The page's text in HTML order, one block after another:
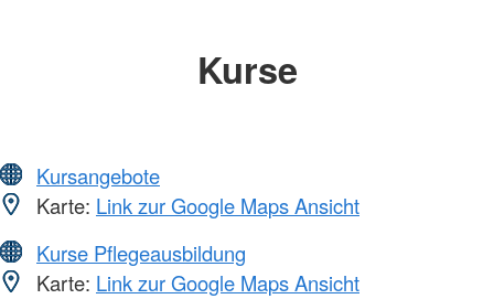
Kurse
Kursangebote
Karte: Link zur Google Maps Ansicht
Kurse Pflegeausbildung
Karte: Link zur Google Maps Ansicht